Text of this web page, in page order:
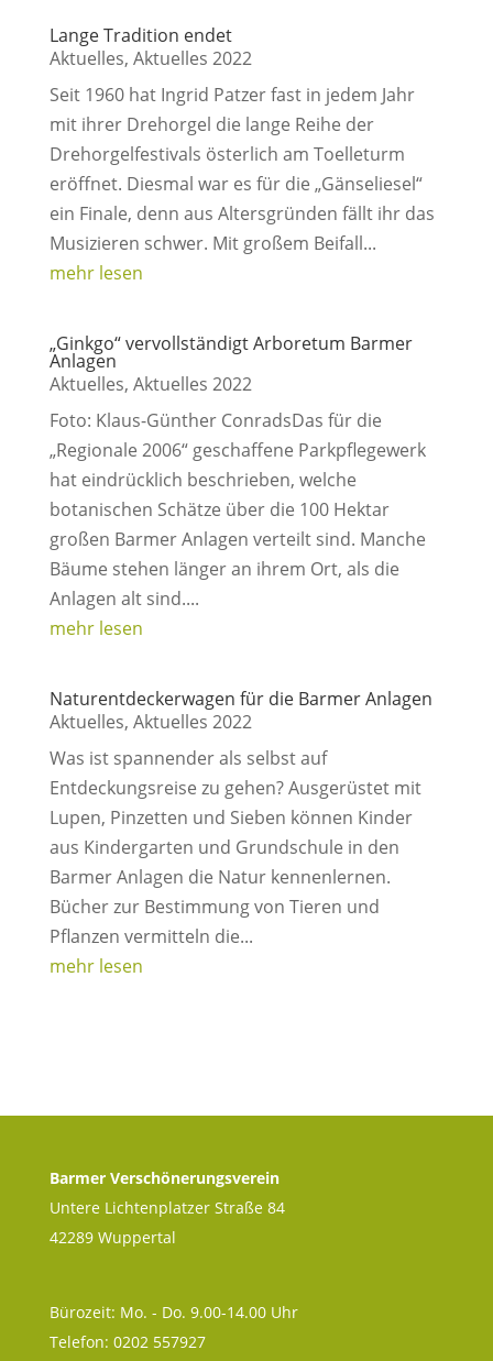
Lange Tradition endet
Aktuelles, Aktuelles 2022
Seit 1960 hat Ingrid Patzer fast in jedem Jahr
mit ihrer Drehorgel die lange Reihe der
Drehorgelfestivals österlich am Toelleturm
eröffnet. Diesmal war es für die „Gänseliesel“
ein Finale, denn aus Altersgründen fällt ihr das
Musizieren schwer. Mit großem Beifall...
mehr lesen
„Ginkgo“ vervollständigt Arboretum Barmer
Anlagen
Aktuelles, Aktuelles 2022
Foto: Klaus-Günther ConradsDas für die
„Regionale 2006“ geschaffene Parkpflegewerk
hat eindrücklich beschrieben, welche
botanischen Schätze über die 100 Hektar
großen Barmer Anlagen verteilt sind. Manche
Bäume stehen länger an ihrem Ort, als die
Anlagen alt sind....
mehr lesen
Naturentdeckerwagen für die Barmer Anlagen
Aktuelles, Aktuelles 2022
Was ist spannender als selbst auf
Entdeckungsreise zu gehen? Ausgerüstet mit
Lupen, Pinzetten und Sieben können Kinder
aus Kindergarten und Grundschule in den
Barmer Anlagen die Natur kennenlernen.
Bücher zur Bestimmung von Tieren und
Pflanzen vermitteln die...
mehr lesen
Barmer Verschönerungsverein
Untere Lichtenplatzer Straße 84
42289 Wuppertal
Bürozeit: Mo. - Do. 9.00-14.00 Uhr
Telefon: 0202 557927